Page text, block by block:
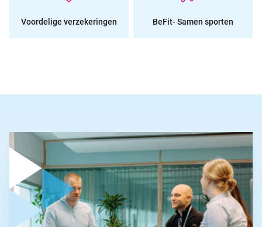
Voordelige verzekeringen BeFit- Samen sporten